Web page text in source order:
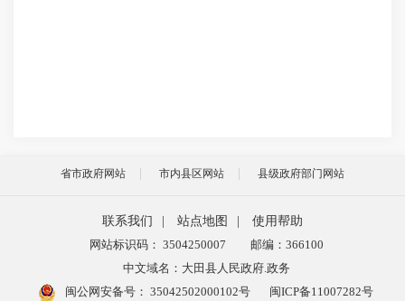
省市政府网站 市内县区网站 县级政府部门网站
联系我们 站点地图
使用帮助
网站标识码： 3504250007
邮编：366100
中文域名：大田县人民政府.政务
闽公网安备号： 35042502000102号 闽ICP备11007282号